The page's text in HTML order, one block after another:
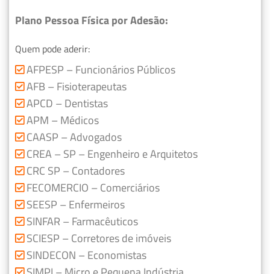
Plano Pessoa Física por Adesão:
Quem pode aderir:
AFPESP – Funcionários Públicos
AFB – Fisioterapeutas
APCD – Dentistas
APM – Médicos
CAASP – Advogados
CREA – SP – Engenheiro e Arquitetos
CRC SP – Contadores
FECOMERCIO – Comerciários
SEESP – Enfermeiros
SINFAR – Farmacêuticos
SCIESP – Corretores de imóveis
SINDECON – Economistas